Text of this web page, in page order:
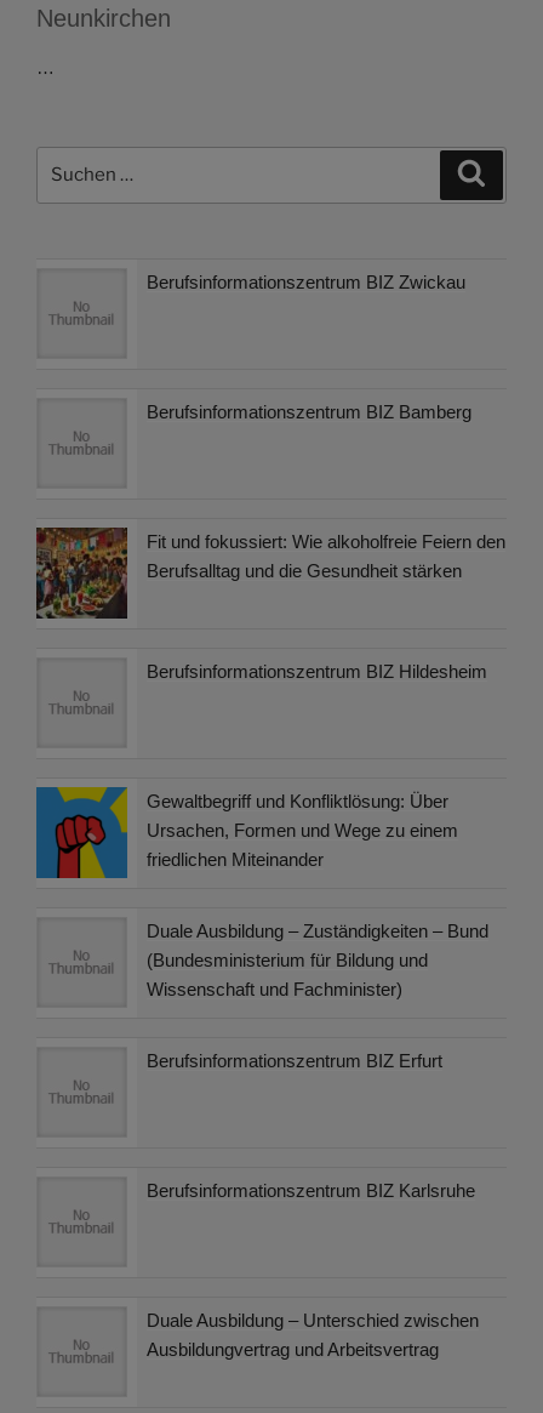
Neunkirchen
…
Berufsinformationszentrum BIZ Zwickau
Berufsinformationszentrum BIZ Bamberg
Fit und fokussiert: Wie alkoholfreie Feiern den
Berufsalltag und die Gesundheit stärken
Berufsinformationszentrum BIZ Hildesheim
Gewaltbegriff und Konfliktlösung: Über
Ursachen, Formen und Wege zu einem
friedlichen Miteinander
Duale Ausbildung – Zuständigkeiten – Bund
(Bundesministerium für Bildung und
Wissenschaft und Fachminister)
Berufsinformationszentrum BIZ Erfurt
Berufsinformationszentrum BIZ Karlsruhe
Duale Ausbildung – Unterschied zwischen
Ausbildungvertrag und Arbeitsvertrag